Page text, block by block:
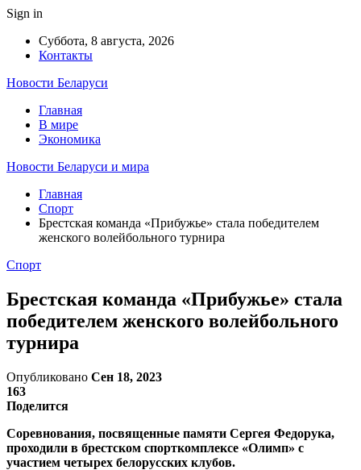
Sign in
Суббота, 8 августа, 2026
Контакты
Новости Беларуси
Главная
В мире
Экономика
Новости Беларуси и мира
Главная
Спорт
Брестская команда «Прибужье» стала победителем
женского волейбольного турнира
Спорт
Брестская команда «Прибужье» стала
победителем женского волейбольного
турнира
Опубликовано Сен 18, 2023
163
Поделится
Соревнования, посвященные памяти Сергея Федорука,
проходили в брестском спорткомплексе «Олимп» с
участием четырех белорусских клубов.